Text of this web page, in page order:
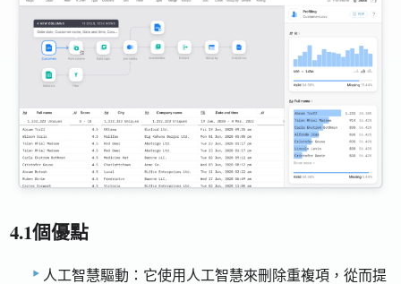
4.1個優點
人工智慧驅動：它使用人工智慧來刪除重複項，從而提